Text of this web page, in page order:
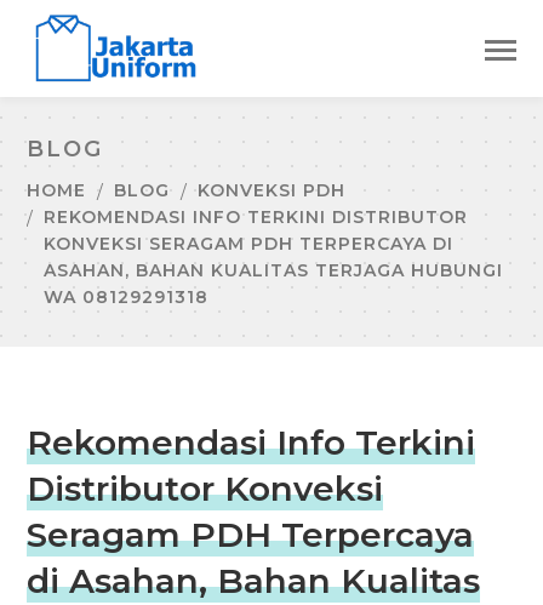
BLOG
HOME BLOG
KONVEKSI PDH
REKOMENDASI INFO TERKINI DISTRIBUTOR
KONVEKSI SERAGAM PDH TERPERCAYA DI
ASAHAN, BAHAN KUALITAS TERJAGA HUBUNGI
WA 08129291318
Rekomendasi Info Terkini
Distributor Konveksi
Seragam PDH Terpercaya
di Asahan, Bahan Kualitas